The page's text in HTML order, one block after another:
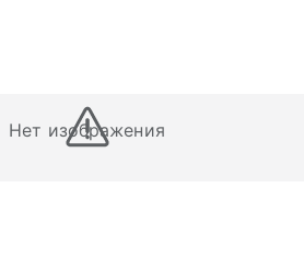
Нет изображения